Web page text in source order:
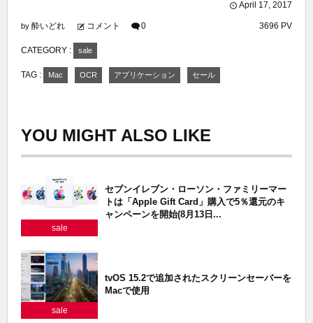
April 17, 2017
by 酔いどれ コメント 0 3696 PV
CATEGORY : sale
TAG : Mac OCR アプリケーション セール
YOU MIGHT ALSO LIKE
sale
セブンイレブン・ローソン・ファミリーマー
トは「Apple Gift Card」購入で5％還元のキ
ャンペーンを開始(8月13日...
sale
tvOS 15.2で追加されたスクリーンセーバーを
Macで使用